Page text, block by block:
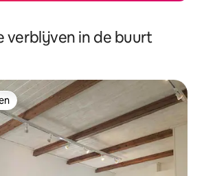
verblijven in de buurt